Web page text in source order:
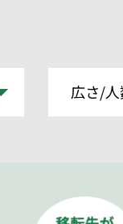
広さ/